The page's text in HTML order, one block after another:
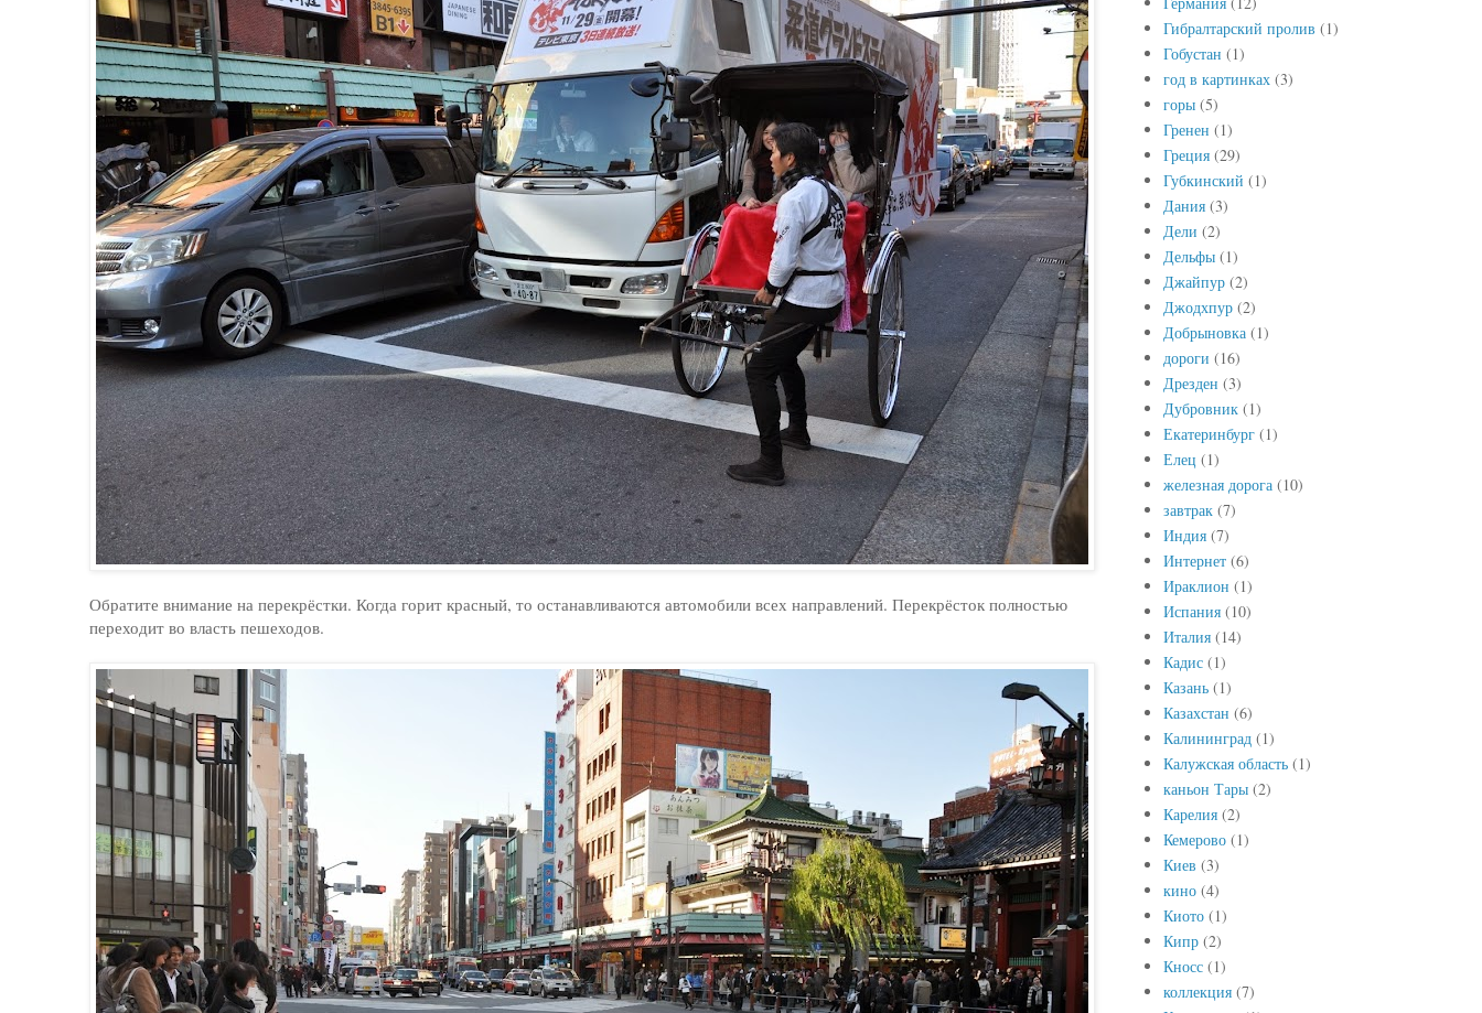
Обратите внимание на перекрёстки. Когда горит красный, то останавливаются автомобили всех направлений. Перекрёсток полностью
переходит во власть пешеходов.
Гибралтарский пролив (1)
Гобустан (1)
год в картинках (3)
горы (5)
Гренен (1)
Греция (29)
Губкинский (1)
Дания (3)
Дели (2)
Дельфы (1)
Джайпур (2)
Джодхпур (2)
Добрыновка (1)
дороги (16)
Дрезден (3)
Дубровник (1)
Екатеринбург (1)
Елец (1)
железная дорога (10)
завтрак (7)
Индия (7)
Интернет (6)
Ираклион (1)
Испания (10)
Италия (14)
Кадис (1)
Казань (1)
Казахстан (6)
Калининград (1)
Калужская область (1)
каньон Тары (2)
Карелия (2)
Кемерово (1)
Киев (3)
кино (4)
Киото (1)
Кипр (2)
Кносс (1)
коллекция (7)